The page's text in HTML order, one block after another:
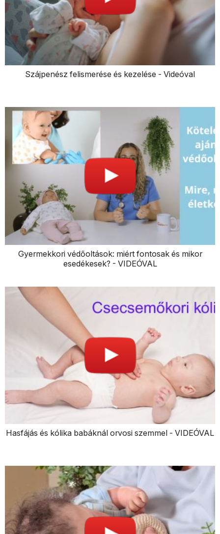
Szájpenész felismerése és kezelése - Videóval
Gyermekkori védőoltások: miért fontosak és mikor
esedékesek? - VIDEÓVAL
Hasfájás és kólika babáknál orvosi szemmel - VIDEÓVAL